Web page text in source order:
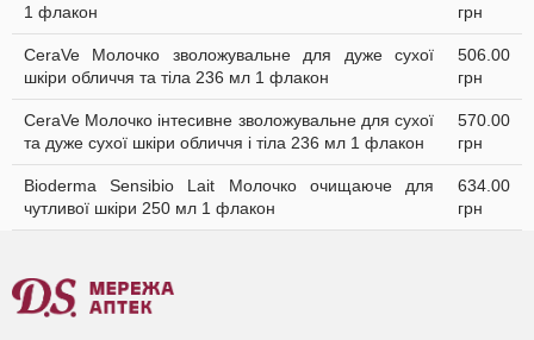
1 флакон
грн
CeraVe Молочко зволожувальне для дуже сухої
шкіри обличчя та тіла 236 мл 1 флакон
506.00
грн
CeraVe Молочко інтесивне зволожувальне для сухої
та дуже сухої шкіри обличчя і тіла 236 мл 1 флакон
570.00
грн
Bioderma Sensibio Lait Молочко очищаюче для
чутливої шкіри 250 мл 1 флакон
634.00
грн